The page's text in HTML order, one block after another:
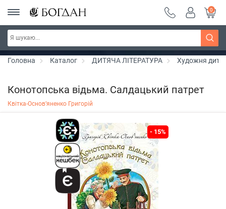
РОЗПРОДАЖ ~ 150 грн ~ 200 грн ~ 250 грн ~
300 грн ~ РОЗПРОДАЖ
Дізнатись більше
0
Головна Каталог ДИТЯЧА ЛІТЕРАТУРА Художня
Конотопська відьма. Салдацький патрет
Квітка-Основ’яненко Григорій
- 15%